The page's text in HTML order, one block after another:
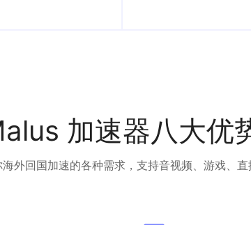
加速器八大优
外回国加速的各种需求，支持音视频、游戏、